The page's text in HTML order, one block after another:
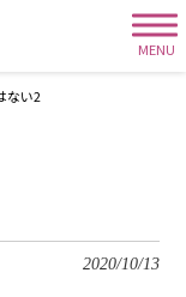
MENU
ない2
2020/10/13